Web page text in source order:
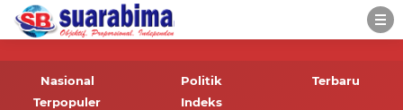
-->
informasi terbaru tentang
Bima dan daerah sekitar
Nasional Politik
Terbaru
Terpopuler
Indeks